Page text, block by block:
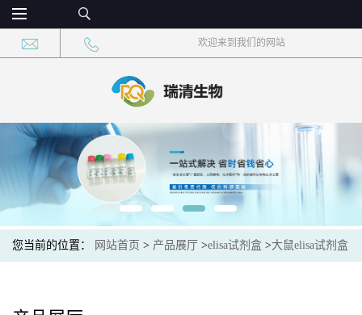
欢迎来到我们的网站
您当前的位置： 网站首页 > 产品展厅 >elisa试剂盒 >大鼠elisa试剂盒